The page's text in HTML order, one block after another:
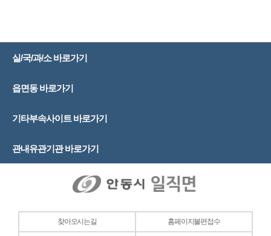
실/국/과/소 바로가기
읍면동 바로가기
기타부속사이트 바로가기
관내유관기관 바로가기
찾아오시는길 홈페이지불편접수